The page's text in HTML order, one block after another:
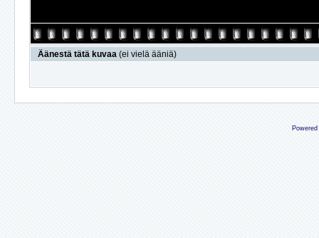
Äänestä tätä kuvaa (ei vielä ääniä)